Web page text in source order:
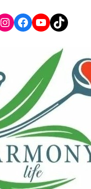
Instagram
Facebook
YouTube
TikTok